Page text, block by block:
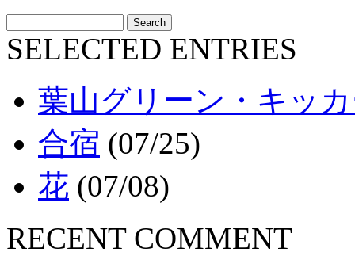
SELECTED ENTRIES
葉山グリーン・キッ
合宿 (07/25)
花 (07/08)
RECENT COMMENT